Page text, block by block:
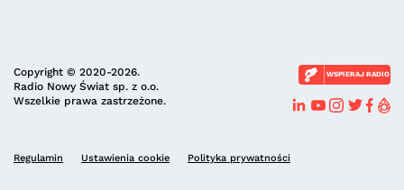
Copyright © 2020-2026.
Radio Nowy Świat sp. z o.o.
Wszelkie prawa zastrzeżone.
WSPIERAJ RADIO
Regulamin Ustawienia cookie Polityka prywatności